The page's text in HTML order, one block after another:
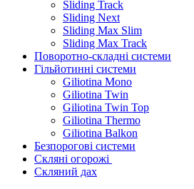
Sliding Track
Sliding Next
Sliding Max Slim
Sliding Max Track
Поворотно-складні системи
Гільйотинні системи
Giliotina Mono
Giliotina Twin
Giliotina Twin Top
Giliotina Thermo
Giliotina Balkon
Безпорогові системи
Скляні огорожі
Скляний дах